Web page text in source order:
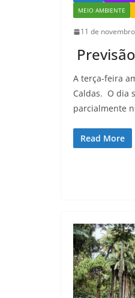
MEIO AMBIENTE
11 de
A terça-feira
Caldas. O dia
parcialmente
Read More